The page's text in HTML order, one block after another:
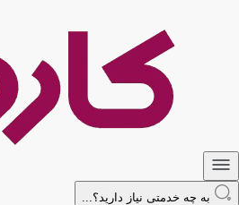
به چه خدمتی نیاز دارید؟...